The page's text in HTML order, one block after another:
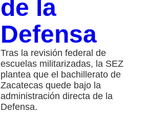
de la
Defensa
Tras la revisión federal de
escuelas militarizadas, la SEZ
plantea que el bachillerato de
Zacatecas quede bajo la
administración directa de la
Defensa.